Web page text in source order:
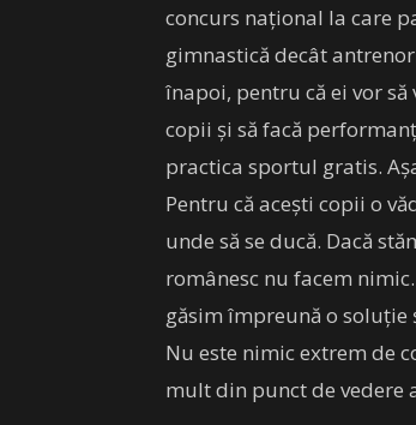
concurs național la care
gimnastică decât
înapoi, pentru că ei vor
copii și să facă
practica sportul gratis.
Pentru că acești copii o
unde să se ducă. Dacă
românesc nu facem
găsim împreună o soluție
Nu este nimic extrem de
mult din punct de vedere